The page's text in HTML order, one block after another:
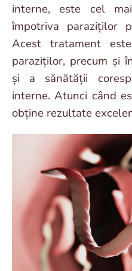
interne, este cel
împotriva paraziților
Acest tratament
paraziților, precum și
și a sănătății
interne. Atunci când
obține rezultate